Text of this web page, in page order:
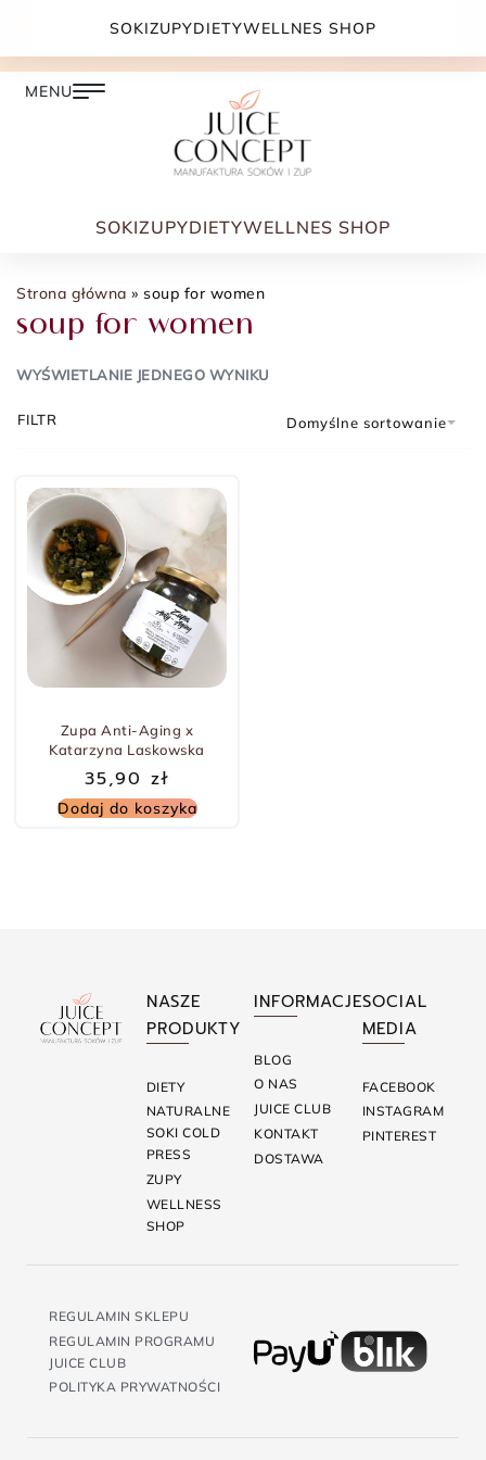
DARMOWA DOSTAWA PRZY ZAMÓWIENIU JUŻ OD
SOKIZUPYDIETYWELLNES SHOP
Strona główna » soup for women
soup for women
WYŚWIETLANIE JEDNEGO WYNIKU
Domyślne sortowanie
FILTR
Zupa Anti-Aging x
Katarzyna Laskowska
35,90 zł
Dodaj do koszyka
NASZE
PRODUKTY
DIETY
NATURALNE
SOKI COLD
PRESS
ZUPY
WELLNESS
SHOP
INFORMACJE
BLOG
O NAS
JUICE CLUB
KONTAKT
DOSTAWA
SOCIAL
MEDIA
FACEBOOK
INSTAGRAM
PINTEREST
REGULAMIN SKLEPU
REGULAMIN PROGRAMU
JUICE CLUB
POLITYKA PRYWATNOŚCI
SOKIZUPYDIETYWELLNES SHOP